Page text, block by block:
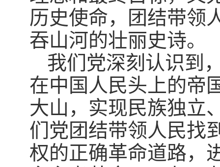
历史使命，团结带领
吞山河的壮丽史诗。
我们党深刻认识到
在中国人民头上的帝
大山，实现民族独立
们党团结带领人民找
权的正确革命道路，